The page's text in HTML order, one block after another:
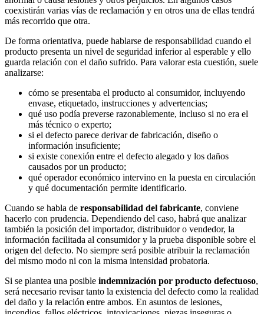
coexistirán varias vías de reclamación y en otros una de ellas tendrá
más recorrido que otra.
De forma orientativa, puede hablarse de responsabilidad cuando el
producto presenta un nivel de seguridad inferior al esperable y ello
guarda relación con el daño sufrido. Para valorar esta cuestión, suele
analizarse:
cómo se presentaba el producto al consumidor, incluyendo
envase, etiquetado, instrucciones y advertencias;
qué uso podía preverse razonablemente, incluso si no era el
más técnico o experto;
si el defecto parece derivar de fabricación, diseño o
información insuficiente;
si existe conexión entre el defecto alegado y los daños
causados por un producto;
qué operador económico intervino en la puesta en circulación
y qué documentación permite identificarlo.
Cuando se habla de responsabilidad del fabricante, conviene
hacerlo con prudencia. Dependiendo del caso, habrá que analizar
también la posición del importador, distribuidor o vendedor, la
información facilitada al consumidor y la prueba disponible sobre el
origen del defecto. No siempre será posible atribuir la reclamación
del mismo modo ni con la misma intensidad probatoria.
Si se plantea una posible indemnización por producto defectuoso,
será necesario revisar tanto la existencia del defecto como la realidad
del daño y la relación entre ambos. En asuntos de lesiones,